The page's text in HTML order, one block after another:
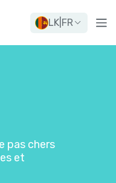
LK FR
pas chers
et